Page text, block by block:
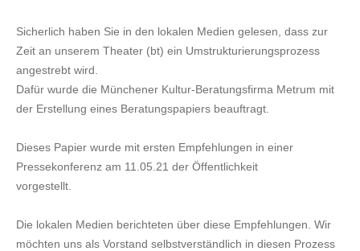
Sicherlich haben Sie in den lokalen Medien gelesen, dass zur
Zeit an unserem Theater (bt) ein Umstrukturierungsprozess
angestrebt wird.
Dafür wurde die Münchener Kultur-Beratungsfirma Metrum mit
der Erstellung eines Beratungspapiers beauftragt.
Dieses Papier wurde mit ersten Empfehlungen in einer
Pressekonferenz am 11.05.21 der Öffentlichkeit
vorgestellt.
Die lokalen Medien berichteten über diese Empfehlungen. Wir
möchten uns als Vorstand selbstverständlich in diesen Prozess